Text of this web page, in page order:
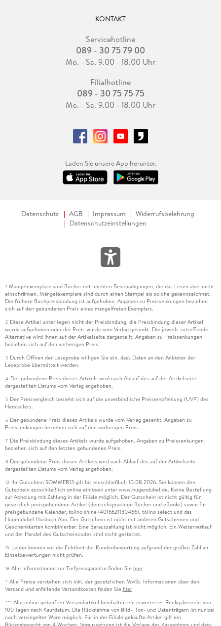
KONTAKT
Servicehotline
089 - 30 75 79 00
Mo. - Sa. 9.00 - 18.00 Uhr
Filialhotline
089 - 30 75 75 75
Mo. - Sa. 9.00 - 18.00 Uhr
Laden Sie unsere App herunter.
Datenschutz AGB Impressum
Widerrufsbelehrung
Datenschutzeinstellungen
1 Mängelexemplare sind Bücher mit leichten Beschädigungen, die das Lesen aber nicht
einschränken. Mängelexemplare sind durch einen Stempel als solche gekennzeichnet.
Die frühere Buchpreisbindung ist aufgehoben. Angaben zu Preissenkungen beziehen
sich auf den gebundenen Preis eines mangelfreien Exemplars.
2 Diese Artikel unterliegen nicht der Preisbindung, die Preisbindung dieser Artikel
wurde aufgehoben oder der Preis wurde vom Verlag gesenkt. Die jeweils zutreffende
Alternative wird Ihnen auf der Artikelseite dargestellt. Angaben zu Preissenkungen
beziehen sich auf den vorherigen Preis.
3 Durch Öffnen der Leseprobe willigen Sie ein, dass Daten an den Anbieter der
Leseprobe übermittelt werden.
4 Der gebundene Preis dieses Artikels wird nach Ablauf des auf der Artikelseite
dargestellten Datums vom Verlag angehoben.
5 Der Preisvergleich bezieht sich auf die unverbindliche Preisempfehlung (UVP) des
Herstellers.
6 Der gebundene Preis dieses Artikels wurde vom Verlag gesenkt. Angaben zu
Preissenkungen beziehen sich auf den vorherigen Preis.
7 Die Preisbindung dieses Artikels wurde aufgehoben. Angaben zu Preissenkungen
beziehen sich auf den letzten gebundenen Preis.
8 Der gebundene Preis dieses Artikels wird nach Ablauf des auf der Artikelseite
dargestellten Datums vom Verlag angehoben.
12 Ihr Gutschein SOMMER13 gilt bis einschließlich 10.08.2026. Sie können den
Gutschein ausschließlich online einlösen unter www.hugendubel.de. Keine Bestellung
zur Abholung mit Zahlung in der Filiale möglich. Der Gutschein ist nicht gültig für
gesetzlich preisgebundene Artikel (deutschsprachige Bücher und eBooks) sowie für
preisgebundene Kalender, tolino shine (4016621130466), tolino select und das
Hugendubel Hörbuch Abo. Der Gutschein ist nicht mit anderen Gutscheinen und
Geschenkkarten kombinierbar. Eine Barauszahlung ist nicht möglich. Ein Weiterverkauf
und der Handel des Gutscheincodes sind nicht gestattet.
15 Leider können wir die Echtheit der Kundenbewertung aufgrund der großen Zahl an
Einzelbewertungen nicht prüfen.
16 Alle Informationen zur Tiefpreisgarantie finden Sie hier
* Alle Preise verstehen sich inkl. der gesetzlichen MwSt. Informationen über den
Versand und anfallende Versandkosten finden Sie hier
*** Alle online gekauften Versandartikel beinhalten ein erweitertes Rückgaberecht von
100 Tagen nach Kaufdatum. Die Rücknahme von Bild-, Ton- und Datenträgern ist nur bei
noch versiegelter Ware möglich. Für in der Filiale gekaufte Artikel gilt ein